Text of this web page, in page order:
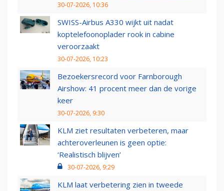
30-07-2026, 10:36
SWISS-Airbus A330 wijkt uit nadat
koptelefoonoplader rook in cabine
veroorzaakt
30-07-2026, 10:23
Bezoekersrecord voor Farnborough
Airshow: 41 procent meer dan de vorige
keer
30-07-2026, 9:30
KLM ziet resultaten verbeteren, maar
achteroverleunen is geen optie:
‘Realistisch blijven’
30-07-2026, 9:29
KLM laat verbetering zien in tweede